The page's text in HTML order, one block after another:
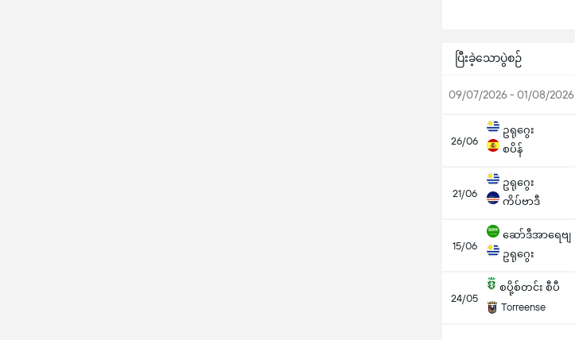
ပြီးခဲ့သောပွဲစဉ်
09/07/2026 - 01/08/2026
26/06
ဥရုဂွေး
စပိန်
21/06
ဥရုဂွေး
ကိပ်ဗာဒီ
15/06
ဆော်ဒီအာရေဗျ
ဥရုဂွေး
24/05
စပို့စ်တင်း စီပီ
Torreense